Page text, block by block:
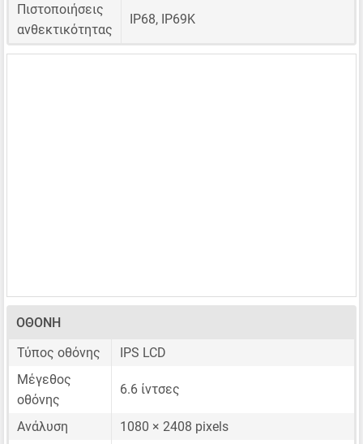
Πιστοποιήσεις
ανθεκτικότητας
IP68, IP69K
ΟΘΌΝΗ
Τύπος οθόνης
IPS LCD
Μέγεθος
οθόνης
6.6 ίντσες
Ανάλυση
1080 × 2408 pixels